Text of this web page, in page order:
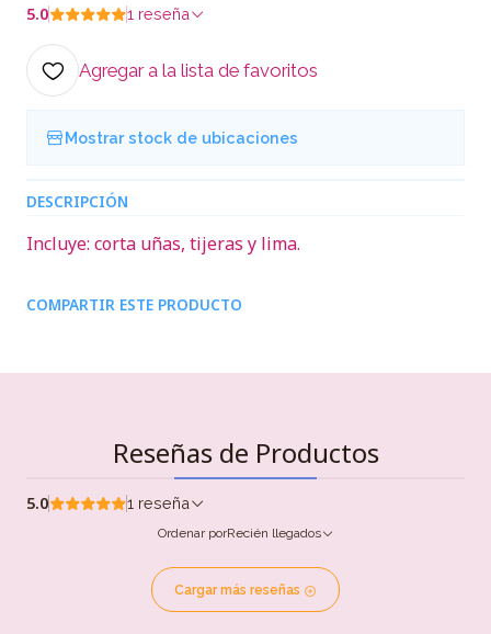
5.0 1 reseña
Agregar a la lista de favoritos
Mostrar stock de ubicaciones
DESCRIPCIÓN
Incluye: corta uñas, tijeras y lima.
COMPARTIR ESTE PRODUCTO
Reseñas de Productos
5.0 1 reseña
Ordenar porRecién llegados
Cargar más reseñas